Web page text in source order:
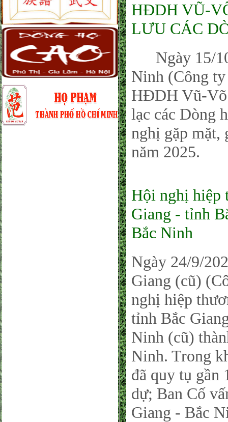
HĐDH VŨ-
LƯU CÁC
Ngày 15/
Ninh (Công
HĐDH Vũ-Võ
lạc các Dòng
nghị gặp mặt,
năm 2025.
Hội nghị hiệp
Giang - tỉnh
Bắc Ninh
Ngày 24/9/
Giang (cũ)
nghị hiệp
tỉnh Bắc
Ninh (cũ)
Ninh. Trong
đã quy tụ gần
dự; Ban Cố
Giang - Bắc